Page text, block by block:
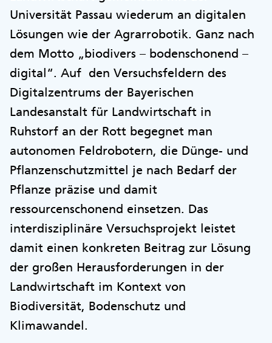
Universität Passau wiederum an digitalen
Lösungen wie der Agrarrobotik. Ganz nach
dem Motto „biodivers – bodenschonend –
digital“. Auf den Versuchsfeldern des
Digitalzentrums der Bayerischen
Landesanstalt für Landwirtschaft in
Ruhstorf an der Rott begegnet man
autonomen Feldrobotern, die Dünge- und
Pflanzenschutzmittel je nach Bedarf der
Pflanze präzise und damit
ressourcenschonend einsetzen. Das
interdisziplinäre Versuchsprojekt leistet
damit einen konkreten Beitrag zur Lösung
der großen Herausforderungen in der
Landwirtschaft im Kontext von
Biodiversität, Bodenschutz und
Klimawandel.